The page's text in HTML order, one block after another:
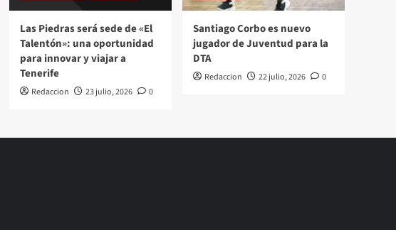
Las Piedras será sede de «El
Talentón»: una oportunidad
para innovar y viajar a
Tenerife
Redaccion 23 julio, 2026 0
Santiago Corbo es nuevo
jugador de Juventud para la
DTA
Redaccion 22 julio, 2026 0